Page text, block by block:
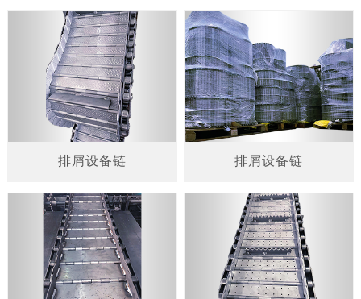
排屑设备链 排屑设备链